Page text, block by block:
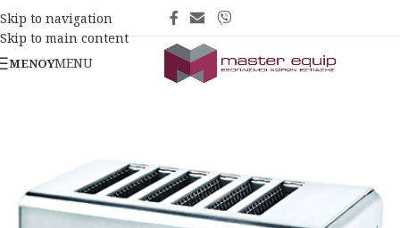
Skip to navigation
Skip to main content
ΜΕΝΟΎMENU